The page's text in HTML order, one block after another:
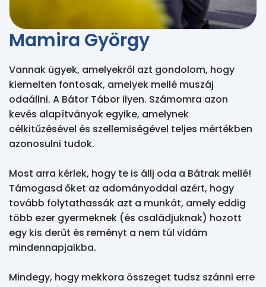
Mamira György
Vannak ügyek, amelyekről azt gondolom, hogy
kiemelten fontosak, amelyek mellé muszáj
odaállni. A Bátor Tábor ilyen. Számomra azon
kevés alapítványok egyike, amelynek
célkitűzésével és szellemiségével teljes mértékben
azonosulni tudok.
Most arra kérlek, hogy te is állj oda a Bátrak mellé!
Támogasd őket az adományoddal azért, hogy
tovább folytathassák azt a munkát, amely eddig
több ezer gyermeknek (és családjuknak) hozott
egy kis derűt és reményt a nem túl vidám
mindennapjaikba.
Mindegy, hogy mekkora összeget tudsz szánni erre